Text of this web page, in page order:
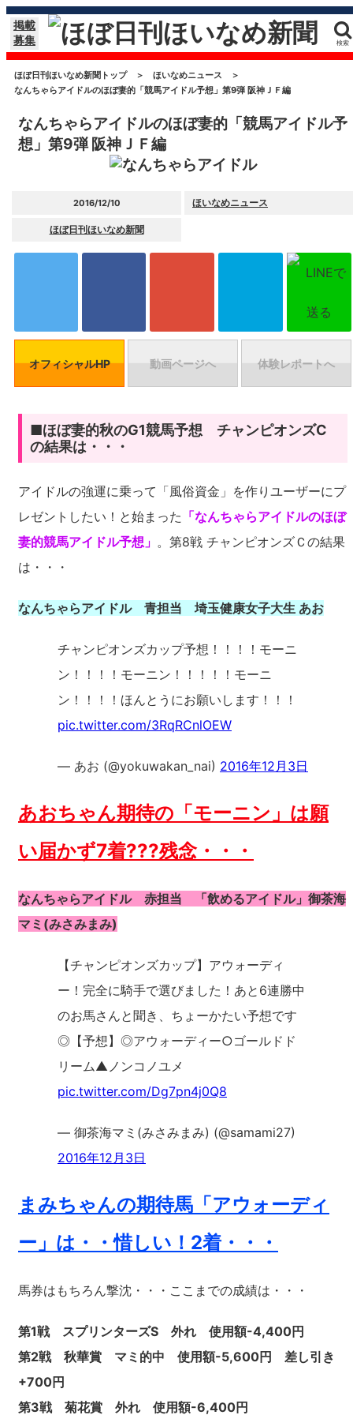
掲載
募集
検索
ほぼ日刊ほいなめ新聞トップ ＞ ほいなめニュース
＞
なんちゃらアイドルのほぼ妻的「競馬アイドル予想」第9弾 阪神ＪＦ編
なんちゃらアイドルのほぼ妻的「競馬アイドル予
想」第9弾 阪神ＪＦ編
2016/12/10 ほいなめニュース
ほぼ日刊ほいなめ新聞
オフィシャルHP 動画ページへ 体験レポートへ
■ほぼ妻的秋のG1競馬予想 チャンピオンズC
の結果は・・・
アイドルの強運に乗って「風俗資金」を作りユーザーにプ
レゼントしたい！と始まった 「なんちゃらアイドルのほぼ
妻的競馬アイドル予想」 。第8戦 チャンピオンズＣの結果
は・・・
なんちゃらアイドル 青担当 埼玉健康女子大生 あお
チャンピオンズカップ予想！！！！モーニ
ン！！！！モーニン！！！！！モーニ
ン！！！！ほんとうにお願いします！！！
pic.twitter.com/3RqRCnlOEW
— あお (@yokuwakan_nai) 2016年12月3日
あおちゃん期待の「モーニン」は願
い届かず7着???残念・・・
なんちゃらアイドル 赤担当 「飲めるアイドル」御茶海
マミ(みさみまみ)
【チャンピオンズカップ】アウォーディ
ー！完全に騎手で選びました！あと6連勝中
のお馬さんと聞き、ちょーかたい予想です
◎【予想】◎アウォーディー○ゴールドド
リーム▲ノンコノユメ
pic.twitter.com/Dg7pn4j0Q8
— 御茶海マミ(みさみまみ) (@samami27)
2016年12月3日
まみちゃんの期待馬「アウォーディ
ー」は・・惜しい！2着・・・
馬券はもちろん撃沈・・・ここまでの成績は・・・
第1戦 スプリンターズS 外れ 使用額-4,400円
第2戦 秋華賞 マミ的中 使用額-5,600円 差し引き
+700円
第3戦 菊花賞 外れ 使用額-6,400円